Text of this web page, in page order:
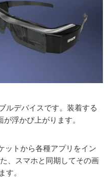
ルデバイスです。装着する
浮かび上がります。
ットから各種アプリをイン
、スマホと同期してその画
す。